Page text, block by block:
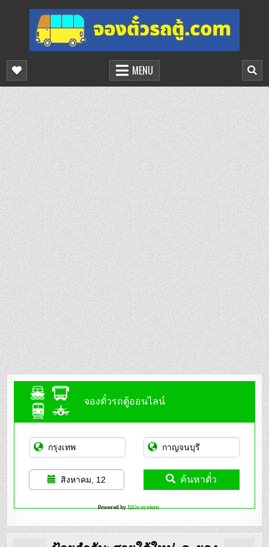
content
จองตั๋วรถตู้ออนไลน์
บริการจองตั๋วรถตู้ออนไลน์
MENU
จองตั๋วรถตู้ออนไลน์
สิงหาคม, 12 ค้นหาตั๋ว
Powered by12Go system